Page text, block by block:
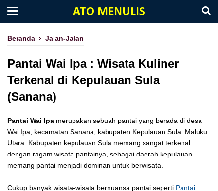
ATO MENULIS
Beranda › Jalan-Jalan
Pantai Wai Ipa : Wisata Kuliner
Terkenal di Kepulauan Sula
(Sanana)
Pantai Wai Ipa merupakan sebuah pantai yang berada di desa
Wai Ipa, kecamatan Sanana, kabupaten Kepulauan Sula, Maluku
Utara. Kabupaten kepulauan Sula memang sangat terkenal
dengan ragam wisata pantainya, sebagai daerah kepulauan
memang pantai menjadi dominan untuk berwisata.
Cukup banyak wisata-wisata bernuansa pantai seperti Pantai